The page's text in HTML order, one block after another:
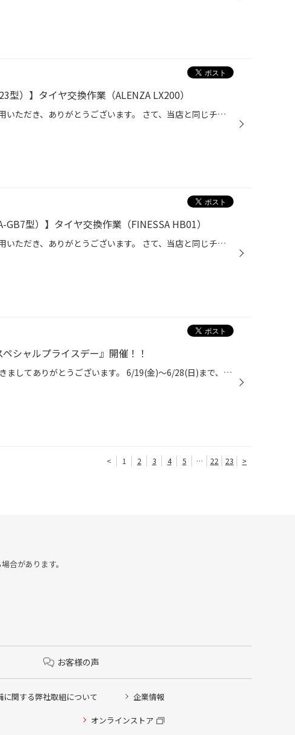
型）】タイヤ交換作業（ALENZA LX200）
日頃より、タイヤ館をご利用いただき、ありがとうございます。 さて、当店と同じチェーン店の近隣タイヤ館店舗で作業いたしましたタイヤ交換をご紹介します。 （WEB掲載をご快諾いただきましたお客様！大変感謝しております。 いつもご愛顧いただき誠にありがとうございます！！） おクルマ：スズキ...
GB7型）】タイヤ交換作業（FINESSA HB01）
日頃より、タイヤ館をご利用いただき、ありがとうございます。 さて、当店と同じチェーン店の近隣タイヤ館店舗で作業いたしましたタイヤ交換をご紹介します。 （WEB掲載をご快諾いただきましたお客様！大変感謝しております。 いつもご愛顧いただき誠にありがとうございます！！） おクルマ：ホンダ...
シャルプライスデー』開催！！
いつも当店をご利用いただきましてありがとうございます。 6/19(金)～6/28(日)まで、コクピット・タイヤ館におきまして、 期間限定！ サイズ限定！！ 数量限定！！！ お得にお買い求めいただける、「タイヤスペシャルプライスデー」がスタートします！ お得なタイヤのご紹介！！ ワゴンR、N-BOX、タ...
< 1 2 3 4 5 … 22 23 >
合があります。
お客様の声
に関する弊社取組について 企業情報
オンラインストア